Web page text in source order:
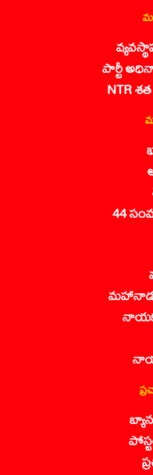
పార్టీ
NTR
44